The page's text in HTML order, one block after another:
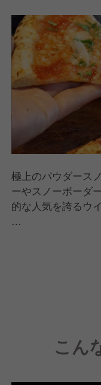
極上のパウダース
ーやスノーボーダ
的な人気を誇るウ
で、北海道産の
こん